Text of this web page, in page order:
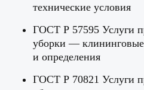
технические условия
ГОСТ Р 57595 Услуги
уборки —
и определения
ГОСТ Р 70821 Услуги